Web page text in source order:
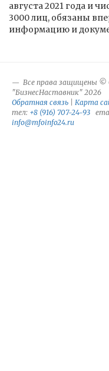
августа 2021 года и
3000 лиц, обязаны
информацию и
Все права защищены ©
"БизнесНаставник" 2026
Обратная связь
Карта
тел: +8 (916) 707-24-93
info@mfoinfo24.ru